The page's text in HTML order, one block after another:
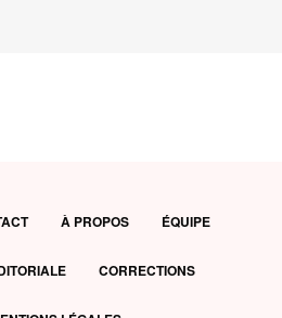
À PROPOS ÉQUIPE
CORRECTIONS